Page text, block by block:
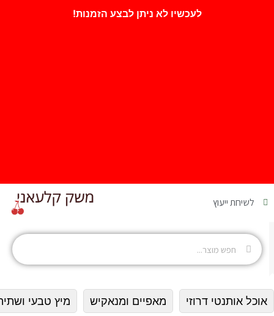
לעכשיו לא ניתן לבצע הזמנות!
לשיחת ייעוץ
אוכל אותנטי דרוזי מאפיים ומנאקיש מיץ טבעי